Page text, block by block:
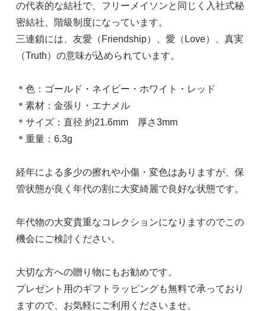
の代表的な結社で、フリーメイソンと同じく入社式秘
密結社、階級制度になっています。
三連鎖には、友愛（Friendship）、愛（Love）、真実
（Truth）の意味が込められています。
＊色：ゴールド・ネイビー・ホワイト・レッド
＊素材：金張り・エナメル
＊サイズ：直径 約21.6mm 厚さ3mm
＊重量：6.3g
経年による多少の擦れや小傷・変色はありますが、保
管状態が良く年代の割に大変綺麗で良好な状態です。
年代物の大変貴重なコレクションになりますのでこの
機会にご検討ください。
大切な方への贈り物にもお勧めです。
プレゼント用のギフトラッピングも無料で承っており
ますので、お気軽にご利用くださいませ。